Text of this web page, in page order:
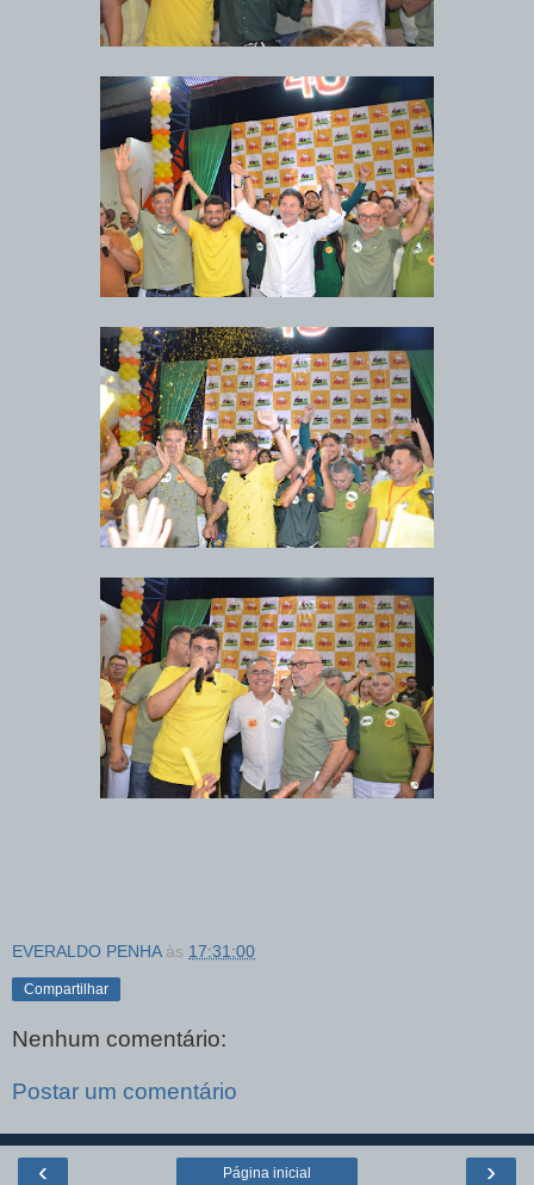
EVERALDO PENHA às 17:31:00
Compartilhar
Nenhum comentário:
Postar um comentário
‹ ›
Página inicial